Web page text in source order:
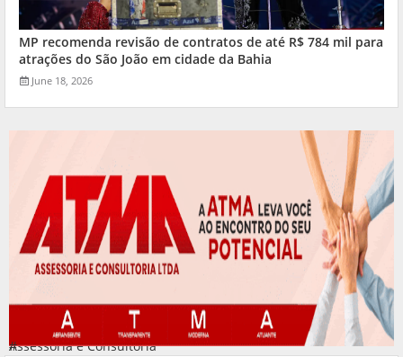
MP recomenda revisão de contratos de até R$ 784 mil para
atrações do São João em cidade da Bahia
June 18, 2026
Assessoria e Consultoria
#